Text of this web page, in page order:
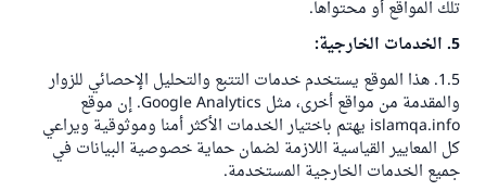
تلك المواقع أو محتواها.
5. الخدمات الخارجية:
1.5. هذا الموقع يستخدم خدمات التتبع والتحليل الإحصائي للزوار
والمقدمة من مواقع أخرى، مثل Google Analytics. إن موقع
islamqa.info يهتم باختيار الخدمات الأكثر أمنا وموثوقية ويراعي
كل المعايير القياسية اللازمة لضمان حماية خصوصية البيانات في
جميع الخدمات الخارجية المستخدمة.